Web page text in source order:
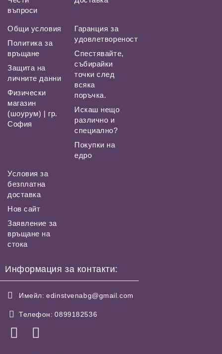
въпроси
Общи условия
Политика за
връщане
Защита на
личните данни
Физически
магазин
(шоурум) | гр.
София
Гаранция за
удовлетвореност
Спестявайте,
събирайки
точки след
всяка
поръчка.
Искаш нещо
различно и
специално?
Покупки на
едро
Условия за
безплатна
доставка
Нов сайт
Заявление за
връщане на
стока
Информация за контакти:
Имейл: edinstvenabg@gmail.com
Телефон: 0899182536